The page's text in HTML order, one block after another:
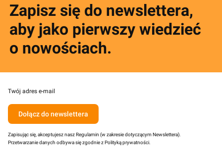
Zapisz się do newslettera,
aby jako pierwszy wiedzieć
o nowościach.
Twój adres e-mail
Dołącz do newslettera
Zapisując się, akceptujesz nasz Regulamin (w zakresie dotyczącym Newslettera).
Przetwarzanie danych odbywa się zgodnie z Polityką prywatności.